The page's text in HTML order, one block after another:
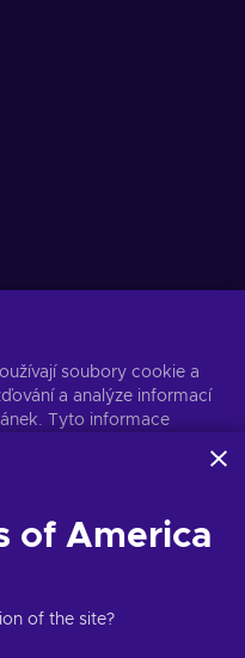
her
Předplatit
informací naleznete v
vyhrazena. JSC „Helis play“,
soubory cookie a
a analýze informací
Tyto informace
být také použity k
souhlasíte s používáním
a jejími partnery. Svůj
tlačítko „Přizpůsobit“.
osobních údajů firem
of America
of the site?